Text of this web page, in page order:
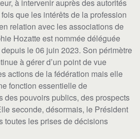
à intervenir auprès des autorités
que les intérêts de la profession
relation avec les associations de
Hozatte est nommée déléguée
depuis le 06 juin 2023. Son périmètre
à gérer d’un point de vue
actions de la fédération mais elle
fonction essentielle de
des pouvoirs publics, des prospects
seconde, désormais, le Président
toutes les prises de décisions